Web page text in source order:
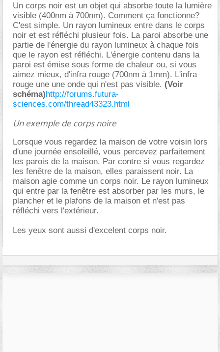
Un corps noir est un objet qui absorbe toute la lumière
visible (400nm à 700nm). Comment ça fonctionne?
C'est simple. Un rayon lumineux entre dans le corps
noir et est réfléchi plusieur fois. La paroi absorbe une
partie de l'énergie du rayon lumineux à chaque fois
que le rayon est réfléchi. L'énergie contenu dans la
paroi est émise sous forme de chaleur ou, si vous
aimez mieux, d'infra rouge (700nm à 1mm). L'infra
rouge une une onde qui n'est pas visible. (Voir
schéma)http://forums.futura-
sciences.com/thread43323.html
Un exemple de corps noire
Lorsque vous regardez la maison de votre voisin lors
d'une journée ensoleillé, vous percevez parfaitement
les parois de la maison. Par contre si vous regardez
les fenêtre de la maison, elles paraissent noir. La
maison agie comme un corps noir. Le rayon lumineux
qui entre par la fenêtre est absorber par les murs, le
plancher et le plafons de la maison et n'est pas
réfléchi vers l'extérieur.
Les yeux sont aussi d'excelent corps noir.